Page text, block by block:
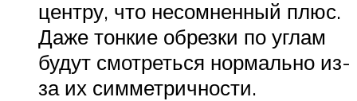
центру, что несомненный плюс.
Даже тонкие обрезки по углам
будут смотреться нормально из-
за их симметричности.